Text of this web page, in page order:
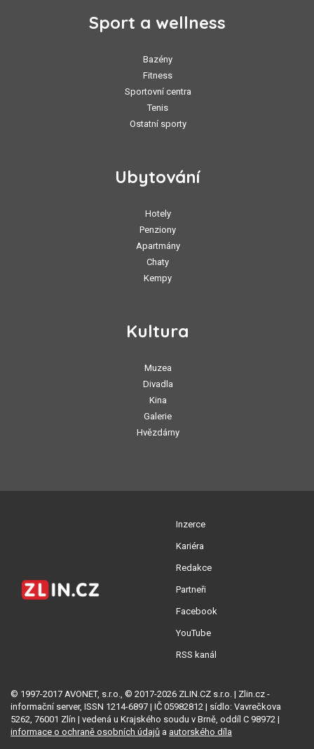
Sport a wellness
Bazény
Fitness
Sportovní centra
Tenis
Ostatní sporty
Ubytování
Hotely
Penziony
Apartmány
Chaty
Kempy
Kultura
Muzea
Divadla
Kina
Galerie
Hvězdárny
Inzerce
Kariéra
Redakce
Partneři
Facebook
YouTube
RSS kanál
© 1997-2017 AVONET, s.r.o., © 2017-2026 ZLIN.CZ s.r.o. | Zlin.cz -
informační server, ISSN 1214-6897 | IČ 05982812 | sídlo: Vavrečkova
5262, 76001 Zlín | vedená u Krajského soudu v Brně, oddíl C 98972 |
informace o ochraně osobních údajů a autorského díla